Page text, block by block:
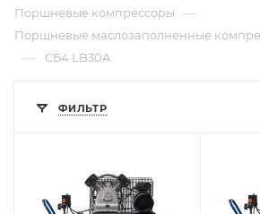
Поршневые компрессоры —
Поршневые маслозаполненные
— СБ4 LB30A
ФИЛЬТР